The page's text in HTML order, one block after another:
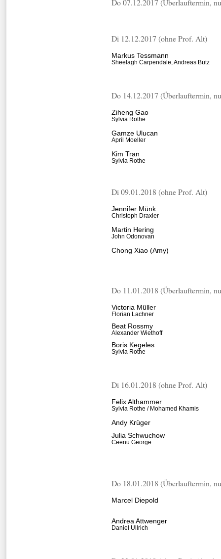
Do 07.12.2017 (Überlauftermin,
Di 12.12.2017 (ohne Prof. Alt)
Markus Tessmann
Sheelagh Carpendale, Andreas Butz
Do 14.12.2017 (Überlauftermin,
Ziheng Gao
Sylvia Rothe
Gamze Ulucan
April Moeller
Kim Tran
Sylvia Rothe
Di 09.01.2018 (ohne Prof. Alt)
Jennifer Münk
Christoph Draxler
Martin Hering
John Odonovan
Chong Xiao (Amy)
Do 11.01.2018 (Überlauftermin,
Victoria Müller
Florian Lachner
Beat Rossmy
Alexander Wiethoff
Boris Kegeles
Sylvia Rothe
Di 16.01.2018 (ohne Prof. Alt)
Felix Althammer
Sylvia Rothe / Mohamed Khamis
Andy Krüger
Julia Schwuchow
Ceenu George
Do 18.01.2018 (Überlauftermin,
Marcel Diepold
Andrea Attwenger
Daniel Ullrich